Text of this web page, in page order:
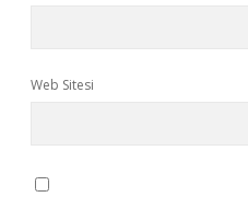
Web Sitesi